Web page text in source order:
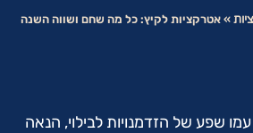
»אטרקציות לקיץ: כל מה שחם ושווה השנה
שפע של הזדמנויות לבילוי, הנאה